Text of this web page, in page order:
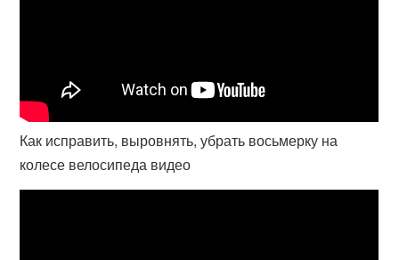
Как исправить, выровнять, убрать восьмерку на
колесе велосипеда видео